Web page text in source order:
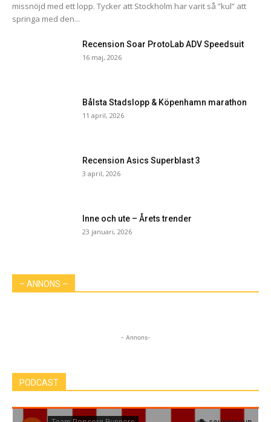
missnöjd med ett lopp. Tycker att Stockholm har varit så ”kul” att
springa med den...
Recension Soar ProtoLab ADV Speedsuit
16 maj, 2026
Bålsta Stadslopp & Köpenhamn marathon
11 april, 2026
Recension Asics Superblast 3
3 april, 2026
Inne och ute – Årets trender
23 januari, 2026
– ANNONS –
- Annons-
PODCAST